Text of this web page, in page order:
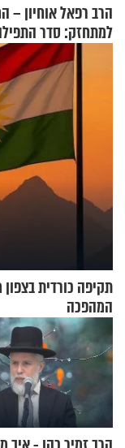
הרב רפאל אוחיון –
למתחזק: סדר
הקורבנות ועד
תקיפה כורדית
המהפכה